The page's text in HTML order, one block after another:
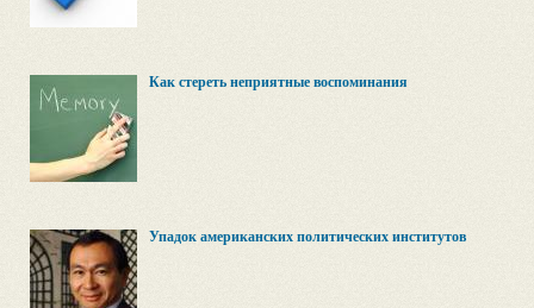
Как стереть неприятные воспоминания
Упадок американских политических институтов